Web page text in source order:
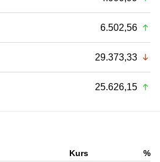
6.502,56
29.373,33
25.626,15
Kurs
%